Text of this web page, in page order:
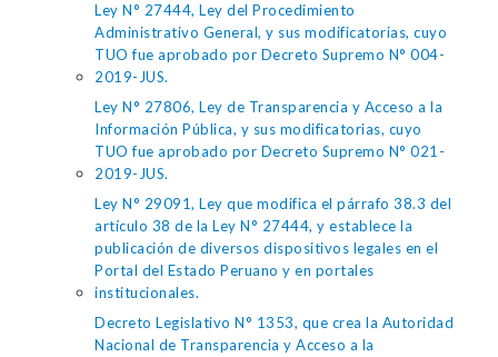
Ley N° 27444, Ley del Procedimiento
Administrativo General, y sus modificatorias, cuyo
TUO fue aprobado por Decreto Supremo N° 004-
2019-JUS.
Ley N° 27806, Ley de Transparencia y Acceso a la
Información Pública, y sus modificatorias, cuyo
TUO fue aprobado por Decreto Supremo N° 021-
2019-JUS.
Ley N° 29091, Ley que modifica el párrafo 38.3 del
artículo 38 de la Ley N° 27444, y establece la
publicación de diversos dispositivos legales en el
Portal del Estado Peruano y en portales
institucionales.
Decreto Legislativo N° 1353, que crea la Autoridad
Nacional de Transparencia y Acceso a la